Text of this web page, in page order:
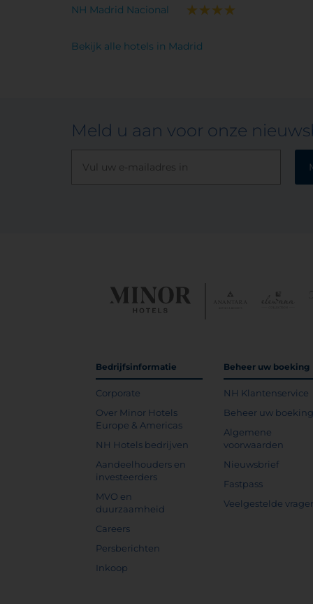
NH Madrid Nacional
Bekijk alle hotels in Madrid
Meld u aan voor onze
Bedrijfsinformatie
Corporate
Over Minor Hotels
Europe & Americas
NH Hotels bedrijven
Aandeelhouders en
investeerders
MVO en
duurzaamheid
Careers
Persberichten
Inkoop
Beheer uw boeking
NH Klantenservice
Beheer uw boeking
Algemene
voorwaarden
Nieuwsbrief
Fastpass
Veelgestelde